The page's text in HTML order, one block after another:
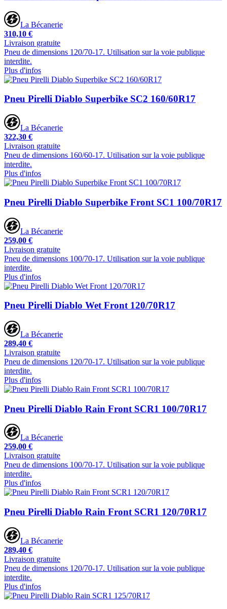
La Bécanerie
310,10 €
Livraison gratuite
Pneu de dimensions 120/70-17. Utilisation sur la voie publique
interdite.
Plus d'infos
Pneu Pirelli Diablo Superbike SC2 160/60R17
La Bécanerie
322,30 €
Livraison gratuite
Pneu de dimensions 160/60-17. Utilisation sur la voie publique
interdite.
Plus d'infos
Pneu Pirelli Diablo Superbike Front SC1 100/70R17
La Bécanerie
259,00 €
Livraison gratuite
Pneu de dimensions 100/70-17. Utilisation sur la voie publique
interdite.
Plus d'infos
Pneu Pirelli Diablo Wet Front 120/70R17
La Bécanerie
289,40 €
Livraison gratuite
Pneu de dimensions 120/70-17. Utilisation sur la voie publique
interdite.
Plus d'infos
Pneu Pirelli Diablo Rain Front SCR1 100/70R17
La Bécanerie
259,00 €
Livraison gratuite
Pneu de dimensions 100/70-17. Utilisation sur la voie publique
interdite.
Plus d'infos
Pneu Pirelli Diablo Rain Front SCR1 120/70R17
La Bécanerie
289,40 €
Livraison gratuite
Pneu de dimensions 120/70-17. Utilisation sur la voie publique
interdite.
Plus d'infos